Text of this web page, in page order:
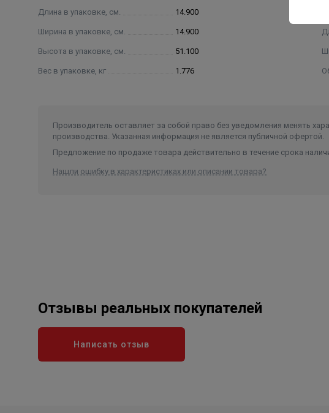
Длина в упаковке, см. 14.900
Ширина в упаковке, см. 14.900
Высота в упаковке, см. 51.100
Вес в упаковке, кг 1.776
Производитель оставляет за собой право без уведомления менять
производства. Указанная информация не является публичной офертой.
Предложение по продаже товара действительно в течение срока
Нашли ошибку в характеристиках или описании товара?
Отзывы реальных покупателей
Написать отзыв